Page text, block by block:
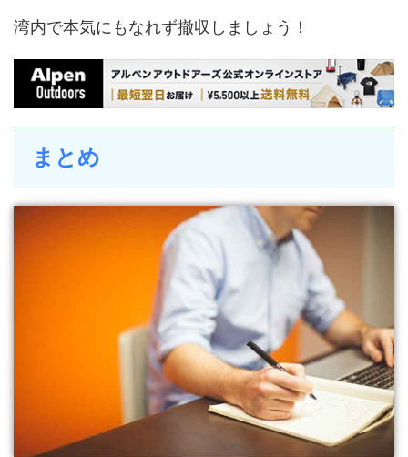
湾内で本気にもなれず撤収しましょう！
まとめ